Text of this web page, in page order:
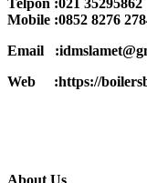
Telpon :021 35295862
Mobile :0852 8276
Email
Web :https://
About Us